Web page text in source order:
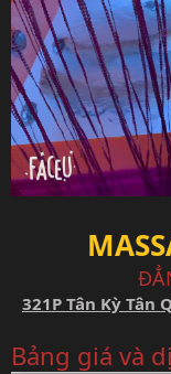
321P Tân Kỳ Tân
Bảng giá và